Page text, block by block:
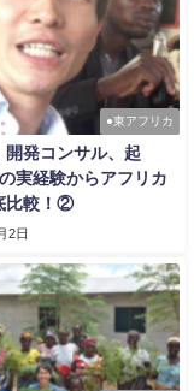
●東アフリカ
開発コンサル、起
実経験からアフリカ
比較！②
2日